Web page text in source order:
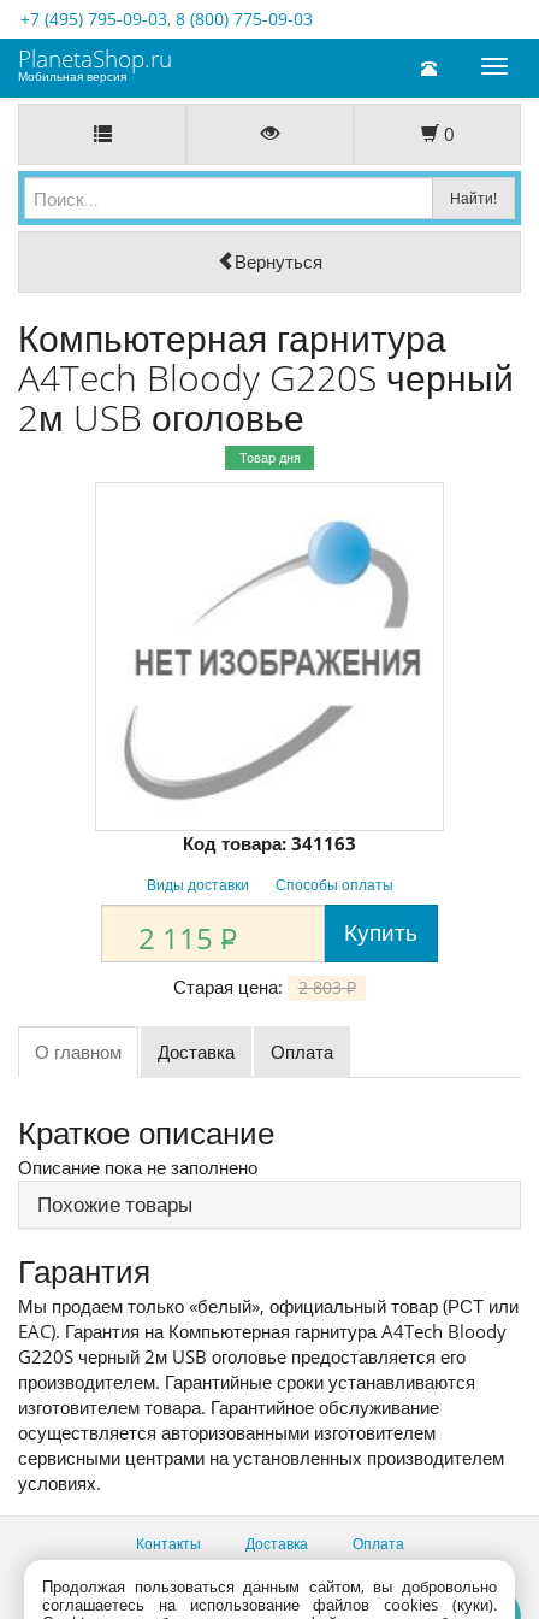
+7 (495) 795-09-03, 8 (800) 775-09-03
Toggle
PlanetaShop.ru
Мобильная версия
0
Вернуться
Компьютерная гарнитура
A4Tech Bloody G220S черный
2м USB оголовье
Товар дня
Код товара: 341163
Виды доставки Способы оплаты
2 115 P Купить
Старая цена: 2 803P
О главном Доставка Оплата
Краткое описание
Описание пока не заполнено
Похожие товары
Гарантия
Мы продаем только «белый», официальный товар (РСТ или
EAC). Гарантия на Компьютерная гарнитура A4Tech Bloody
G220S черный 2м USB оголовье предоставляется его
производителем. Гарантийные сроки устанавливаются
изготовителем товара. Гарантийное обслуживание
осуществляется авторизованными изготовителем
сервисными центрами на установленных производителем
условиях.
Контакты Доставка Оплата
Все пункты выдачи
Консультации продавцов по телефону:+7 (495) 795-09-03,
Продолжая пользоваться данным сайтом, вы добровольно
соглашаетесь на использование файлов cookies (куки).